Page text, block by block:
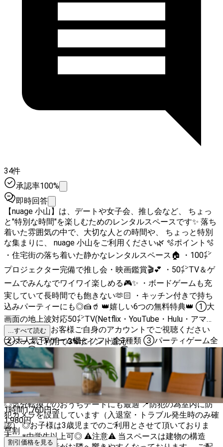
34件
承認率100%
即時回答
【nuage 小山】は、デートや女子会、推し会など、 ちょっ
と"特別な時間"を楽しむためのレンタルスペースです✨ 落ち
着いた雰囲気の中で、大切な人との時間や、 ちょっと特別
な集まりに、 nuage 小山をご利用ください🌿 🫧ポイント🫧
・住宅街の落ち着いた静かなレンタルスペース🏠 ・100㌅
プロジェクター完備で推し会・映画鑑賞🎬💕 ・50㌅TV＆ゲ
ームでみんなでワイワイ楽しめる🎮✨ ・ボードゲームも充
実していて長時間でも飽きない🫶🏻 ・キッチン付きで持ち
込みパーティーにも◎🍰🥤 👑嬉しい6つの無料特典👑 ①大
画面の地上波対応50㌅TV(Netflix・YouTube・Hulu・アマプ
ラ等見放題)※お客様ご自身のアカウントでご視聴ください
②大人気TVゲーム機とソフト全3種類 ③パーティゲーム全
8種類 ④調理器具＆食器セット ⑤IHコンロ(2口)キッチン使
い放題 ⑥加湿器や冷暖房器具セット 🧸スペースの特徴🧸
◎住宅街にある落ち着いた立地で、周りを気にせず過ごせる
空間 ◎専用駐車場2台分完備で、車でのアクセスも安心 ◎
少人数でゆったり使える、プライベート感のあるスペース
◎気分転換でのおうちデートにも最適 📍防犯の為室内に防
犯カメラを設置しています（入退室・トラブル発生時のみ確
認） ◎お子様は3歳児までのご利用とさせて頂いておりま
す。 ※中学生以上可◎ ⚠️注意⚠️ 当スペースは建物の構造
...すべて読む
スペースご利用で3%ポイント還元
1時間1,760円〜
1,980円
早割
割引価格を見る